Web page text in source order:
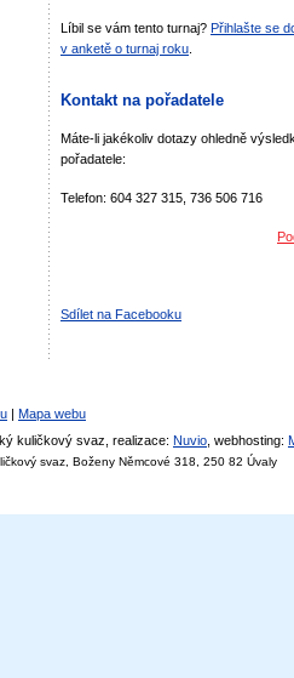
Líbil se vám tento turnaj? Přihlašte se
v anketě o turnaj roku
Kontakt na pořadatele
Máte-li jakékoliv dotazy ohledně
pořadatele:
Telefon: 604 327 315, 736 506 716
Sdílet na Facebooku
| Mapa webu
kuličkový svaz, realizace: Nuvio , webhosting:
svaz, Boženy Němcové 318, 250 82 Úvaly